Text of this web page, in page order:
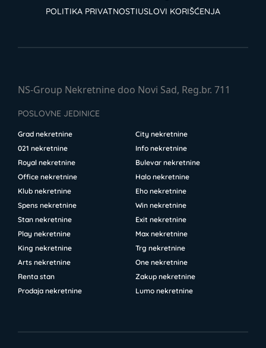
POLITIKA PRIVATNOSTIUSLOVI KORIŠĆENJA
NS-Group Nekretnine doo Novi Sad, Reg.br. 711
POSLOVNE JEDINICE
Grad nekretnine
City nekretnine
021 nekretnine
Info nekretnine
Royal nekretnine
Bulevar nekretnine
Office nekretnine
Halo nekretnine
Klub nekretnine
Eho nekretnine
Spens nekretnine
Win nekretnine
Stan nekretnine
Exit nekretnine
Play nekretnine
Max nekretnine
King nekretnine
Trg nekretnine
Arts nekretnine
One nekretnine
Renta stan
Zakup nekretnine
Prodaja nekretnine
Lumo nekretnine